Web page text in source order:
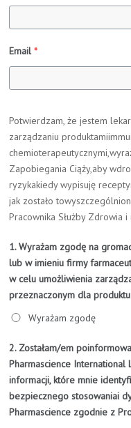
Email *
Potwierdzam, że jestem
zarządzaniu
Zapobiegania Ciąży,aby
ryzykakiedy wypisuję
jak zostało
Pracownika Służby Zdrowia
1. Wyrażam zgodę na
lub w imieniu firmy
w celu umożliwienia
przeznaczonym dla
Wyrażam zgodę
2. Zostałam/em
Pharmascience
informacji, które mnie
bezpiecznego stosowaniai
Pharmascience zgodnie z